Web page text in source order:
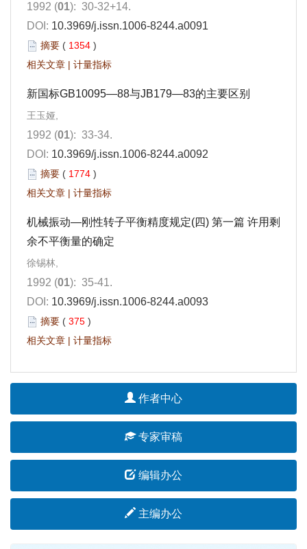
1992 (01): 30-32+14.
DOI: 10.3969/j.issn.1006-8244.a0091
摘要 ( 1354 )
相关文章 | 计量指标
新国标GB10095—88与JB179—83的主要区别
王玉娅,
1992 (01): 33-34.
DOI: 10.3969/j.issn.1006-8244.a0092
摘要 ( 1774 )
相关文章 | 计量指标
机械振动—刚性转子平衡精度规定(四) 第一篇 许用剩
余不平衡量的确定
徐锡林,
1992 (01): 35-41.
DOI: 10.3969/j.issn.1006-8244.a0093
摘要 ( 375 )
相关文章 | 计量指标
作者中心
专家审稿
编辑办公
主编办公